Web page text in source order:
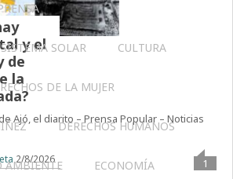
SOLAR CULTURA
DE LA MUJER
DERECHOS HUMANOS
AMBIENTE ECONOMÍA
y el
de
la
Ajó, el diarito – Prensa Popular – Noticias
2/8/2026 1